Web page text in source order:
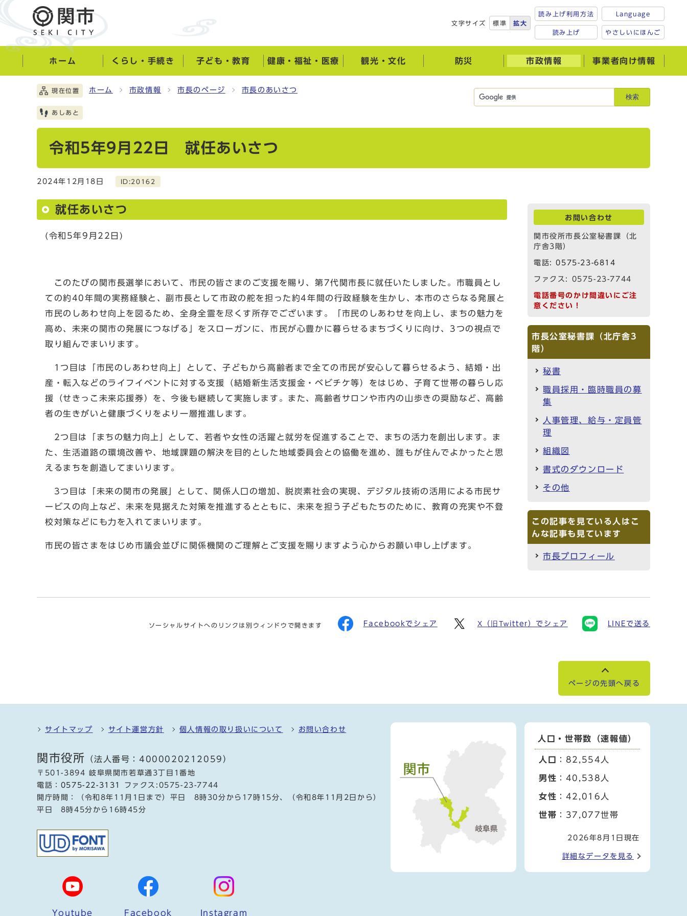
文字サイズ 標準 拡大
読み上げ利用方法
読み上げ
Language
やさしいにほんご
ホーム くらし・手続き 子ども・教育 健康・福祉・医療 観光・文化 防災 市政情報 事業者向け情報
検索
現在位置 ホーム 市政情報 市長のページ 市長のあいさつ
あしあと
令和5年9月22日 就任あいさつ
2024年12月18日 ID:20162
就任あいさつ
(令和5年9月22日)
このたびの関市長選挙において、市民の皆さまのご支援を賜り、第7代関市長に就任いたしました。市職員とし
ての約40年間の実務経験と、副市長として市政の舵を担った約4年間の行政経験を生かし、本市のさらなる発展と
市民のしあわせ向上を図るため、全身全霊を尽くす所存でございます。「市民のしあわせを向上し、まちの魅力を
高め、未来の関市の発展につなげる」をスローガンに、市民が心豊かに暮らせるまちづくりに向け、3つの視点で
取り組んでまいります。
1つ目は「市民のしあわせ向上」として、子どもから高齢者まで全ての市民が安心して暮らせるよう、結婚・出
産・転入などのライフイベントに対する支援（結婚新生活支援金・ベビチケ等）をはじめ、子育て世帯の暮らし応
援（せきっこ未来応援券）を、今後も継続して実施します。また、高齢者サロンや市内の山歩きの奨励など、高齢
者の生きがいと健康づくりをより一層推進します。
2つ目は「まちの魅力向上」として、若者や女性の活躍と就労を促進することで、まちの活力を創出します。ま
た、生活道路の環境改善や、地域課題の解決を目的とした地域委員会との協働を進め、誰もが住んでよかったと思
えるまちを創造してまいります。
3つ目は「未来の関市の発展」として、関係人口の増加、脱炭素社会の実現、デジタル技術の活用による市民サ
ービスの向上など、未来を見据えた対策を推進するとともに、未来を担う子どもたちのために、教育の充実や不登
校対策などにも力を入れてまいります。
市民の皆さまをはじめ市議会並びに関係機関のご理解とご支援を賜りますよう心からお願い申し上げます。
お問い合わせ
関市役所市長公室秘書課（北
庁舎3階）
電話:0575-23-6814
ファクス: 0575-23-7744
電話番号のかけ間違いにご注
意ください！
市長公室秘書課（北庁舎3
階）
秘書
職員採用・臨時職員の募
集
人事管理、給与・定員管
理
組織図
書式のダウンロード
その他
この記事を見ている人はこ
んな記事も見ています
市長プロフィール
ソーシャルサイトへのリンクは別ウィンドウで開きます Facebookでシェア X（旧Twitter）でシェア LINEで送る
ページの先頭へ戻る
サイトマップ サイト運営方針 個人情報の取り扱いについて お問い合わせ
関市役所 （法人番号：4000020212059）
〒501-3894 岐阜県関市若草通3丁目1番地
電話： 0575-22-3131
ファクス:0575-23-7744
開庁時間：（令和8年11月1日まで）平日 8時30分から17時15分、（令和8年11月2日から）
平日 8時45分から16時45分
Youtube Facebook Instagram
人口・世帯数（速報値）
人口 ：82,554人
男性 ：40,538人
女性 ：42,016人
世帯 ：37,077世帯
2026年8月1日現在
詳細なデータを見る